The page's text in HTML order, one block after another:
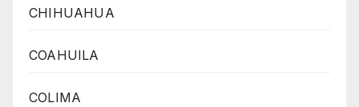
CHIHUAHUA
COAHUILA
COLIMA